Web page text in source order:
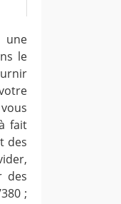
une
le
fait
des
des
;